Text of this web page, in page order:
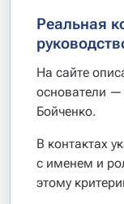
Реальная
На сайте
основатели —
Бойченко.
В контактах
с именем и
этому